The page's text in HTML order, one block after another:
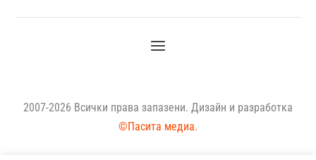
2007-2026 Всички права запазени. Дизайн и разработка
©Пасита медиа.